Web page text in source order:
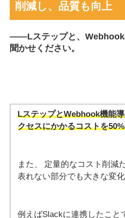
削減し、品質も向上
――Lステップと、
聞かせください。
LステップとWebhook機能
クセスにかかるコストを
また、 定量的なコスト削減
表れない部分でも大きな変
例えばSlackに連携したこと